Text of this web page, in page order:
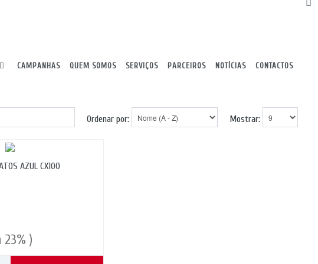
CAMPANHAS QUEM SOMOS SERVIÇOS PARCEIROS NOTÍCIAS CONTACTOS
Mostrar:
Ordenar por:
AZUL CX100
23% )